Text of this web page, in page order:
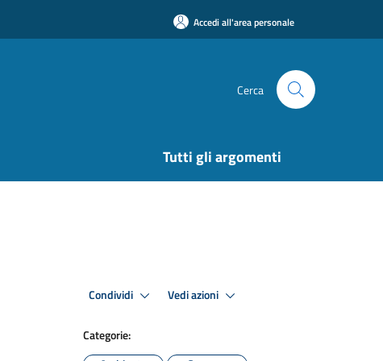
Accedi all'area personale
Cerca
Tutti gli argomenti
Condividi Vedi azioni
Categorie: